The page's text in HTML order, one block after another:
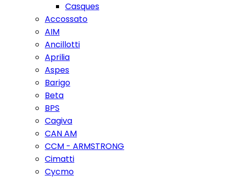
Casques
Accossato
AIM
Ancillotti
Aprilia
Aspes
Barigo
Beta
BPS
Cagiva
CAN AM
CCM - ARMSTRONG
Cimatti
Cycmo